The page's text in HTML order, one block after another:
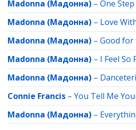
Madonna (Мадонна) – One
Madonna (Мадонна) – Love
Madonna (Мадонна) – Good for
Madonna (Мадонна) – I Feel So
Madonna (Мадонна) –
Connie Francis – You Tell Me
Madonna (Мадонна) –